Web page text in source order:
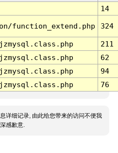
14
function_extend.php 324
211
62
94
76
详细记录, 由此给您带来的访问不便我
感歉意.